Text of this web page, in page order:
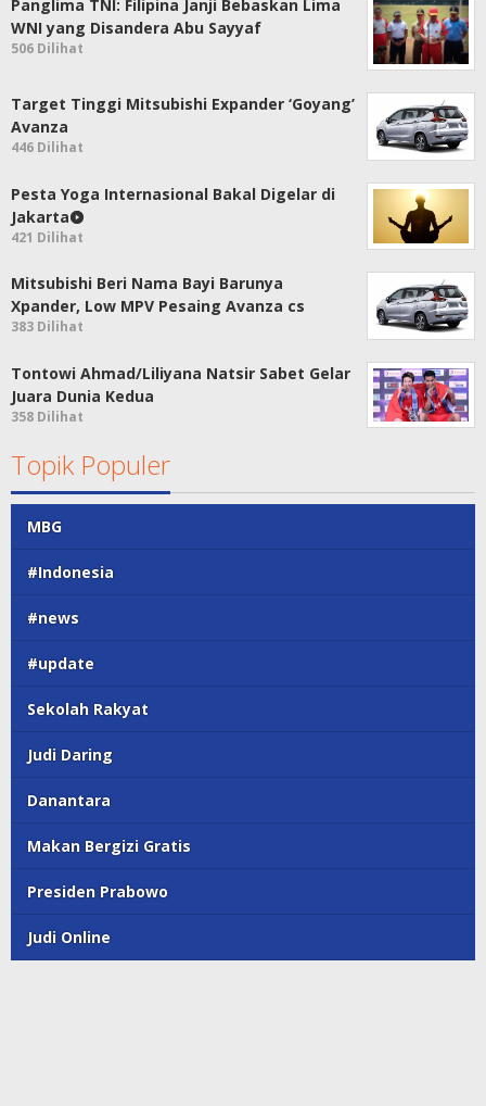
Panglima TNI: Filipina Janji Bebaskan Lima
WNI yang Disandera Abu Sayyaf
506 Dilihat
Target Tinggi Mitsubishi Expander ‘Goyang’
Avanza
446 Dilihat
Pesta Yoga Internasional Bakal Digelar di
Jakarta
421 Dilihat
Mitsubishi Beri Nama Bayi Barunya
Xpander, Low MPV Pesaing Avanza cs
383 Dilihat
Tontowi Ahmad/Liliyana Natsir Sabet Gelar
Juara Dunia Kedua
358 Dilihat
Topik Populer
MBG
#Indonesia
#news
#update
Sekolah Rakyat
Judi Daring
Danantara
Makan Bergizi Gratis
Presiden Prabowo
Judi Online